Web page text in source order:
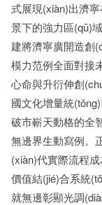
式展現(xiàn)出濟
景下的強力區(qū)
建將濟寧廣開造創
模力范例全面對接
心命與升衍伸創
國文化增量統
破市嶄天動格的全
無邊界生動寫例。
(xiàn)代實際流程
價值結(jié)合系統
就無邊彰顯光調